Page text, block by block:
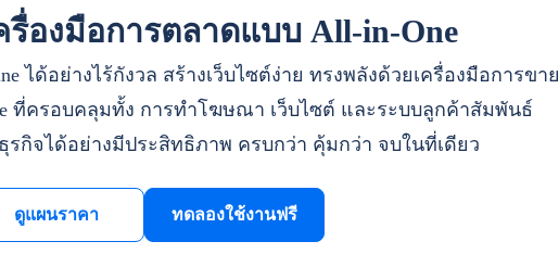
องมือการตลาดแบบ All-in-One
ได้อย่างไร้กังวล สร้างเว็บไซต์ง่าย ทรงพลังด้วยเครื่องมือการขาย
ที่ครอบคลุมทั้ง การทำโฆษณา เว็บไซต์ และระบบลูกค้าสัมพันธ์
กิจได้อย่างมีประสิทธิภาพ ครบกว่า คุ้มกว่า จบในที่เดียว
ดูแผนราคา ทดลองใช้งานฟรี